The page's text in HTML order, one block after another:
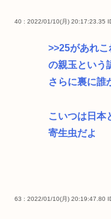
40 : 2022/01/10(月) 20:17:23.35
>>25があれこ
の親玉という
さらに裏に誰
こいつは日本
寄生虫だよ
63 : 2022/01/10(月) 20:19:47.80